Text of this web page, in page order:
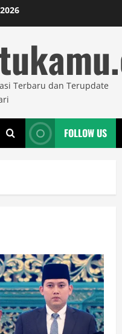
Terbaru dan Terupdate
FOLLOW US